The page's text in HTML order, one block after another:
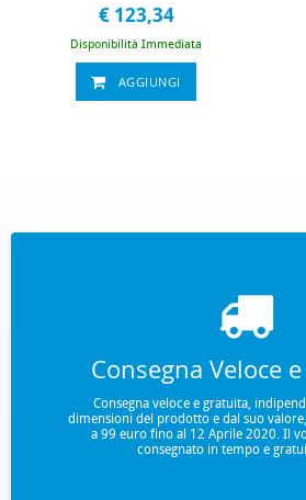
nero-astuccio standard ultra leggero -
accessori compresi (astuccio rigido,
archetto, pece, mentoniera))
€ 123,34
Disponibilità Immediata
AGGIUNGI
Consegna Veloce
Consegna veloce e gratuita,
dimensioni del prodotto e dal suo
a 99 euro fino al 12 Aprile 2020. Il
consegnato in tempo e